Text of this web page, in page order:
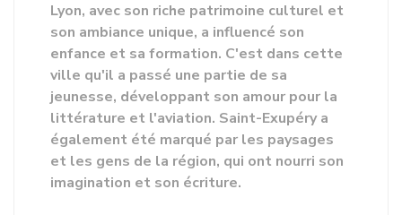
Lyon, avec son riche patrimoine culturel et
son ambiance unique, a influencé son
enfance et sa formation. C'est dans cette
ville qu'il a passé une partie de sa
jeunesse, développant son amour pour la
littérature et l'aviation. Saint-Exupéry a
également été marqué par les paysages
et les gens de la région, qui ont nourri son
imagination et son écriture.